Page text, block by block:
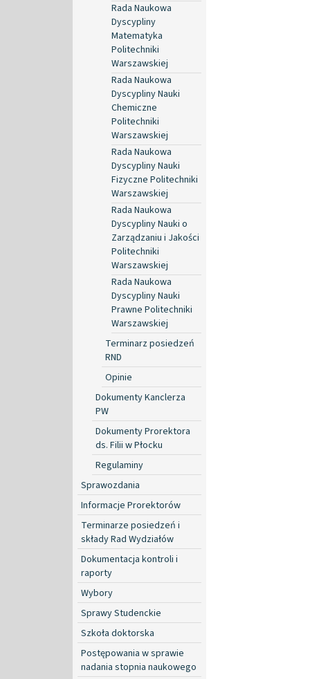
Rada Naukowa
Dyscypliny
Matematyka
Politechniki
Warszawskiej
Rada Naukowa
Dyscypliny Nauki
Chemiczne
Politechniki
Warszawskiej
Rada Naukowa
Dyscypliny Nauki
Fizyczne Politechniki
Warszawskiej
Rada Naukowa
Dyscypliny Nauki o
Zarządzaniu i Jakości
Politechniki
Warszawskiej
Rada Naukowa
Dyscypliny Nauki
Prawne Politechniki
Warszawskiej
Terminarz posiedzeń
RND
Opinie
Dokumenty Kanclerza
PW
Dokumenty Prorektora
ds. Filii w Płocku
Regulaminy
Sprawozdania
Informacje Prorektorów
Terminarze posiedzeń i
składy Rad Wydziałów
Dokumentacja kontroli i
raporty
Wybory
Sprawy Studenckie
Szkoła doktorska
Postępowania w sprawie
nadania stopnia naukowego